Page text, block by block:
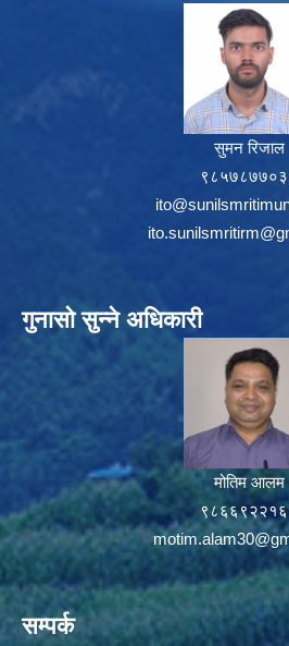
सुमन रिजाल
गुनासो सुन्ने अधिकारी
मोतिम आलम
सम्पर्क